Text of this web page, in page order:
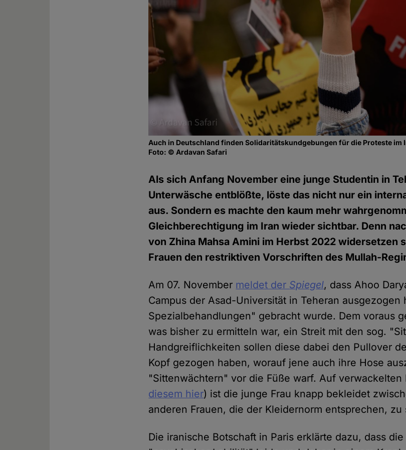
Auch in Deutschland finden Solidaritätskundgebungen für die Proteste im
Foto: © Ardavan Safari
Als sich Anfang November eine junge Studentin in
Unterwäsche entblößte, löste das nicht nur ein
aus. Sondern es machte den kaum mehr
Gleichberechtigung im Iran wieder sichtbar. Denn
von Zhina Mahsa Amini im Herbst 2022 widersetzen
Frauen den restriktiven Vorschriften des Mullah-
Am 07. November meldet der Spiegel, dass Ahoo
Campus der Asad-Universität in Teheran
Spezialbehandlungen" gebracht wurde. Dem voraus
was bisher zu ermitteln war, ein Streit mit den sog.
Handgreiflichkeiten sollen diese dabei den Pullover
Kopf gezogen haben, worauf jene auch ihre Hose
"Sittenwächtern" vor die Füße warf. Auf verwackelten
diesem hier) ist die junge Frau knapp bekleidet
anderen Frauen, die der Kleidernorm entsprechen, zu
Die iranische Botschaft in Paris erklärte dazu, dass